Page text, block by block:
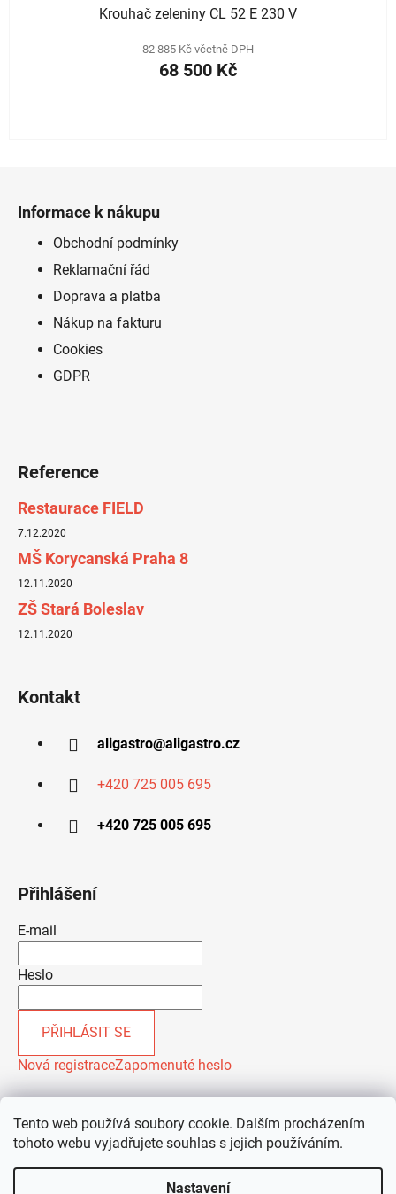
Tento web používá soubory cookie. Dalším procházením
tohoto webu vyjadřujete souhlas s jejich používáním.
Nastavení
Krouhač zeleniny CL 52 E 230 V
82 885 Kč včetně DPH
68 500 Kč
Informace k nákupu
Obchodní podmínky
Reklamační řád
Doprava a platba
Nákup na fakturu
Cookies
GDPR
Reference
Restaurace FIELD
7.12.2020
MŠ Korycanská Praha 8
12.11.2020
ZŠ Stará Boleslav
12.11.2020
Kontakt
aligastro@aligastro.cz
+420 725 005 695
+420 725 005 695
Přihlášení
E-mail
Heslo
PŘIHLÁSIT SE
Nová registraceZapomenuté heslo